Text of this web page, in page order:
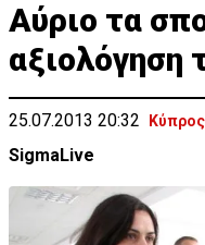
Αύριο τα
αξιολόγηση
25.07.2013 20:32 Κύπρος
SigmaLive